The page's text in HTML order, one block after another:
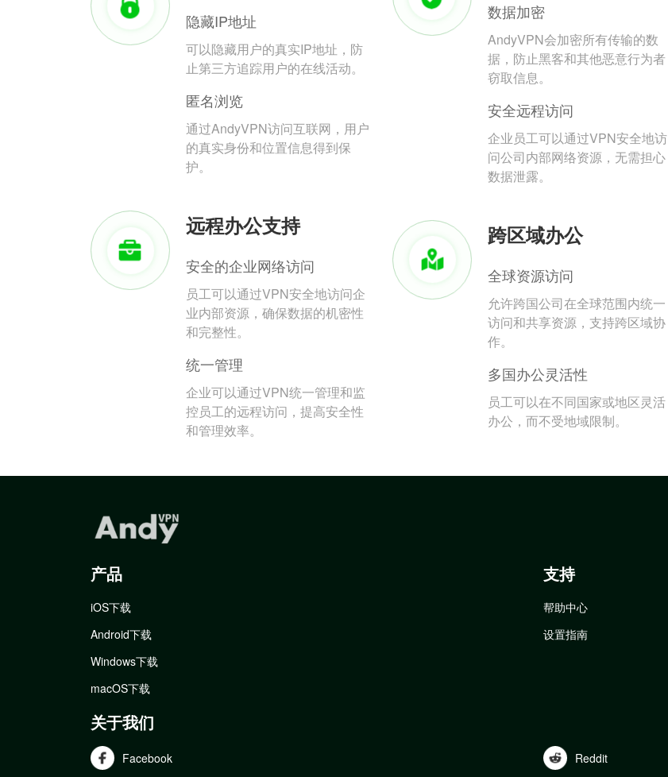
隐藏IP地址
可以隐藏用户的真实IP地址，防
止第三方追踪用户的在线活动。
匿名浏览
通过AndyVPN访问互联网，用户
的真实身份和位置信息得到保
护。
数据加密
AndyVPN会加密所有传输的数
据，防止黑客和其他恶意行为者
窃取信息。
安全远程访问
企业员工可以通过VPN安全地访
问公司内部网络资源，无需担心
数据泄露。
远程办公支持
安全的企业网络访问
员工可以通过VPN安全地访问企
业内部资源，确保数据的机密性
和完整性。
统一管理
企业可以通过VPN统一管理和监
控员工的远程访问，提高安全性
和管理效率。
跨区域办公
全球资源访问
允许跨国公司在全球范围内统一
访问和共享资源，支持跨区域协
作。
多国办公灵活性
员工可以在不同国家或地区灵活
办公，而不受地域限制。
产品
iOS下载
Android下载
Windows下载
macOS下载
支持
帮助中心
设置指南
关于我们
Facebook Reddit